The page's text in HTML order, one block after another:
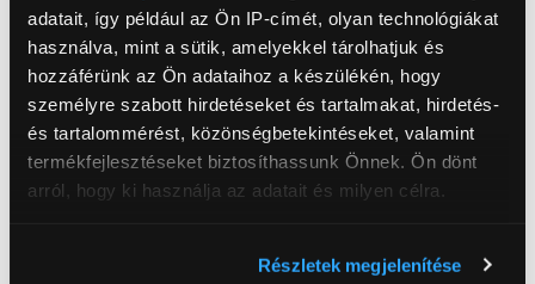
adatait, így például az Ön IP-címét, olyan technológiákat
használva, mint a sütik, amelyekkel tárolhatjuk és
hozzáférünk az Ön adataihoz a készülékén, hogy
személyre szabott hirdetéseket és tartalmakat, hirdetés-
és tartalommérést, közönségbetekintéseket, valamint
termékfejlesztéseket biztosíthassunk Önnek. Ön dönt
arról, hogy ki használja az adatait és milyen célra.
Részletek megjelenítése
Képernyő felbontás
Ultra HD
Smart
Igen
USB portok száma
2 db
HDMI csatlakozók száma
3 db
Képfrissítés
60 Hz